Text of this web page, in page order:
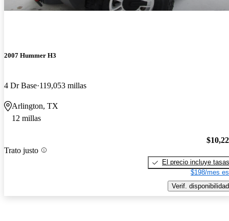
2007 Hummer H3
4 Dr Base 119,053 millas
Arlington, TX
12 millas
Trato justo
El precio incluye tasas
$198/mes
Verif. disponibilidad